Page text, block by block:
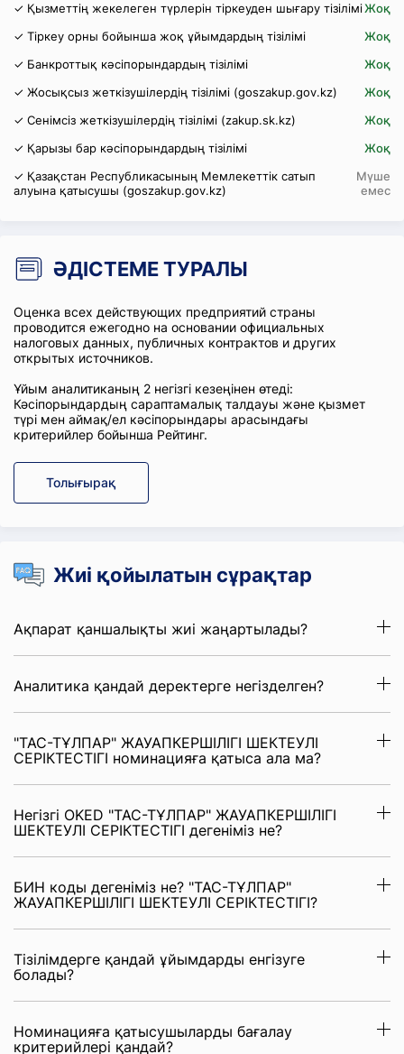
✓ Қызметтің жекелеген түрлерін тіркеуден шығару тізіліміЖоқ
✓ Тіркеу орны бойынша жоқ ұйымдардың тізілімі
Жоқ
✓ Банкроттық кәсіпорындардың тізілімі
Жоқ
✓ Жосықсыз жеткізушілердің тізілімі (goszakup.gov.kz)
Жоқ
✓ Сенімсіз жеткізушілердің тізілімі (zakup.sk.kz)
Жоқ
✓ Қарызы бар кәсіпорындардың тізілімі
Жоқ
✓ Қазақстан Республикасының Мемлекеттік сатып
алуына қатысушы (goszakup.gov.kz)
Мүше
емес
ӘДІСТЕМЕ ТУРАЛЫ
Оценка всех действующих предприятий страны
проводится ежегодно на основании официальных
налоговых данных, публичных контрактов и других
открытых источников.
Ұйым аналитиканың 2 негізгі кезеңінен өтеді:
Кәсіпорындардың сараптамалық талдауы және қызмет
түрі мен аймақ/ел кәсіпорындары арасындағы
критерийлер бойынша Рейтинг.
Толығырақ
Жиі қойылатын сұрақтар
Ақпарат қаншалықты жиі жаңартылады?
Аналитика қандай деректерге негізделген?
"ТАС-ТҰЛПАР" ЖАУАПКЕРШІЛІГІ ШЕКТЕУЛІ
СЕРІКТЕСТІГІ номинацияға қатыса ала ма?
Негізгі OKED "ТАС-ТҰЛПАР" ЖАУАПКЕРШІЛІГІ
ШЕКТЕУЛІ СЕРІКТЕСТІГІ дегеніміз не?
БИН коды дегеніміз не? "ТАС-ТҰЛПАР"
ЖАУАПКЕРШІЛІГІ ШЕКТЕУЛІ СЕРІКТЕСТІГІ?
Тізілімдерге қандай ұйымдарды енгізуге
болады?
Номинацияға қатысушыларды бағалау
критерийлері қандай?